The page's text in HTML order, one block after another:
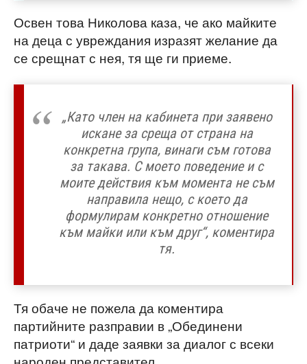
Освен това Николова каза, че ако майките
на деца с увреждания изразят желание да
се срещнат с нея, тя ще ги приеме.
„Като член на кабинета при заявено
искане за среща от страна на
конкретна група, винаги съм готова
за такава. С моето поведение и с
моите действия към момента не съм
направила нещо, с което да
формулирам конкретно отношение
към майки или към друг“, коментира
тя.
Тя обаче не пожела да коментира
партийните разправии в „Обединени
патриоти“ и даде заявки за диалог с всеки